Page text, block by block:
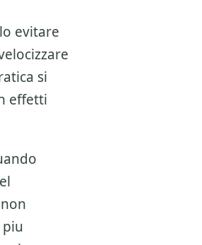
evitare
si
effetti